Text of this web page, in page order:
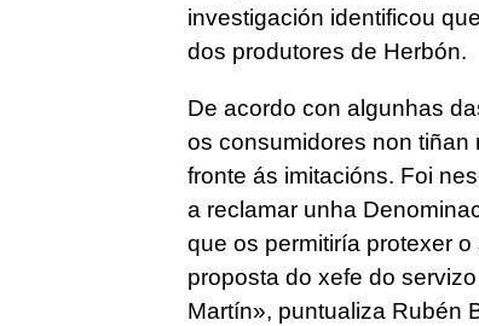
investigación identificou
dos produtores de Herbón.
De acordo con algunhas
os consumidores non tiñan
fronte ás imitacións. Foi
a reclamar unha
que os permitiría protexer
proposta do xefe do
Martín», puntualiza Rubén